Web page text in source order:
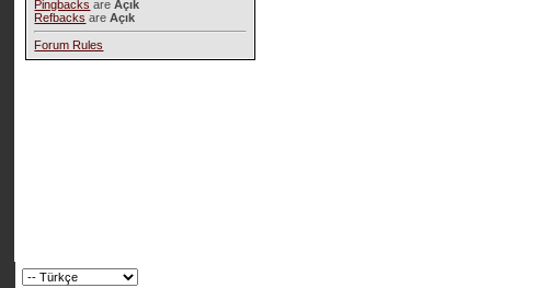
Pingbacks areAçık
Refbacks areAçık
Forum Rules